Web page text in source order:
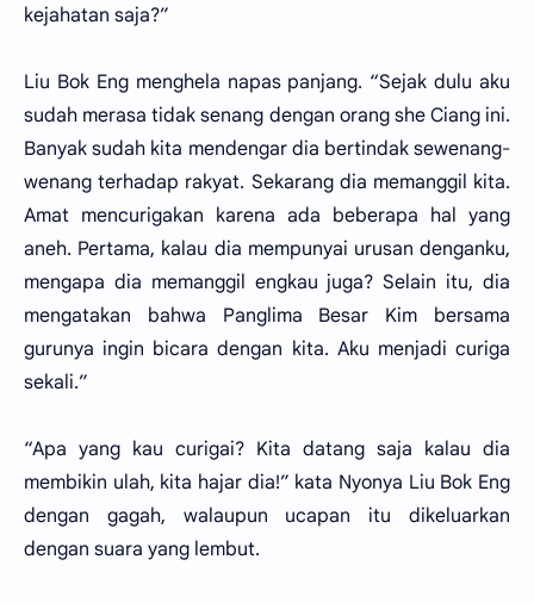
kejahatan saja?”
Liu Bok Eng menghela napas panjang. “Sejak dulu aku
sudah merasa tidak senang dengan orang she Ciang ini.
Banyak sudah kita mendengar dia bertindak sewenang-
wenang terhadap rakyat. Sekarang dia memanggil kita.
Amat mencurigakan karena ada beberapa hal yang
aneh. Pertama, kalau dia mempunyai urusan denganku,
mengapa dia memanggil engkau juga? Selain itu, dia
mengatakan bahwa Panglima Besar Kim bersama
gurunya ingin bicara dengan kita. Aku menjadi curiga
sekali.”
“Apa yang kau curigai? Kita datang saja kalau dia
membikin ulah, kita hajar dia!” kata Nyonya Liu Bok Eng
dengan gagah, walaupun ucapan itu dikeluarkan
dengan suara yang lembut.